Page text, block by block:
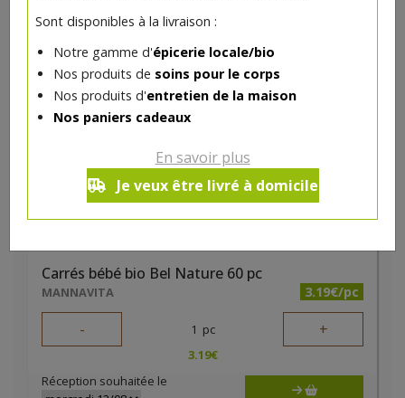
Sont disponibles à la livraison :
Notre gamme d'épicerie locale/bio
Nos produits de soins pour le corps
Nos produits d'entretien de la maison
Nos paniers cadeaux
En savoir plus
Je veux être livré à domicile
DANS LA MÊME CATÉGORIE ...
Carrés bébé bio Bel Nature 60 pc
MANNAVITA 3.19€/pc
- 1 pc +
3.19€
Réception souhaitée le